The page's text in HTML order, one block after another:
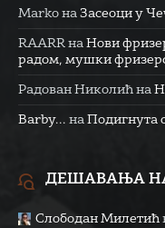
Marko на Засеоци у
RAARR на Нови
радом, мушки
Радован Николић на
Barby... на Подигнута
ДЕШАВАЊА
Слободан Милетић